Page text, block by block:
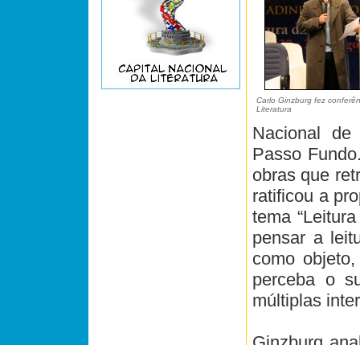
Carlo Ginzburg fez
Literatura
Nacional
Passo
obras que
ratificou a
tema
pensar a
como
perceba o
múltiplas